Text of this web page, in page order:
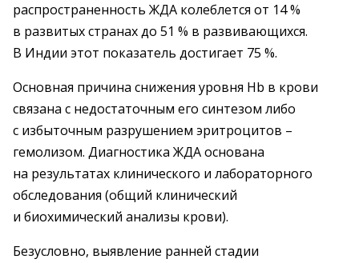
распространенность ЖДА колеблется от 14 %
в развитых странах до 51 % в развивающихся.
В Индии этот показатель достигает 75 %.
Основная причина снижения уровня Hb в крови
связана с недостаточным его синтезом либо
с избыточным разрушением эритроцитов –
гемолизом. Диагностика ЖДА основана
на результатах клинического и лабораторного
обследования (общий клинический
и биохимический анализы крови).
Безусловно, выявление ранней стадии